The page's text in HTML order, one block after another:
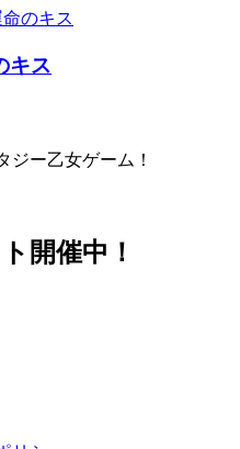
キス
ジー乙女ゲーム！
開催中！